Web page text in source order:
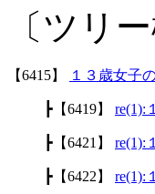
〔ツリ
【6415】 １３歳女子
┣【6419】 re(1):
┣【6421】 re(1):
┣【6422】 re(1):